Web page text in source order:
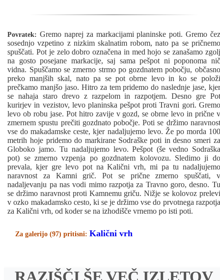
Povratek: Gremo naprej za markacijami planinske poti. Gremo čez
sosednjo vzpetino z nizkim skalnatim robom, nato pa se pričnemo
spuščati. Pot je zelo dobro označena in med hojo se zanašamo zgolj
na gosto posejane markacije, saj sama pešpot ni poponoma nič
vidna. Spuščamo se zmerno strmo po gozdnatem pobočju, občasno
preko manjših skal, nato pa se pot obrne levo in ko se položi
prečkamo manjšo jaso. Hitro za tem pridemo do naslednje jase, kjer
se nahaja staro drevo z razpelom in razpotjem. Desno gre Pot
kurirjev in vezistov, levo planinska pešpot proti Travni gori. Gremo
levo ob robu jase. Pot hitro zavije v gozd, se obrne levo in prične v
zmernem spustu prečiti gozdnato pobočje. Poti se držimo naravnost
vse do makadamske ceste, kjer nadaljujemo levo. Že po morda 100
metrih hoje pridemo do markirane Sodraške poti in desno smeri za
Globoko jamo. Tu nadaljujemo levo. Pešpot (še vedno Sodraška
pot) se zmerno vzpenja po gozdnatem kolovozu. Sledimo ji do
prevala, kjer gre levo pot na Kalični vrh, mi pa tu nadaljujemo
naravnost za Kamni grič. Pot se prične zmerno spuščati, v
nadaljevanju pa nas vodi mimo razpotja za Travno goro, desno. Tu
se držimo naravnost proti Kamnemu griču. Nižje se kolovoz prelevi
v ozko makadamsko cesto, ki se je držimo vse do prvotnega razpotja
za Kalični vrh, od koder se na izhodišče vrnemo po isti poti.
Za galerijo (97) pritisni:Kalični vrh
RAZIŠČI ŠE VEČ IZLETOV